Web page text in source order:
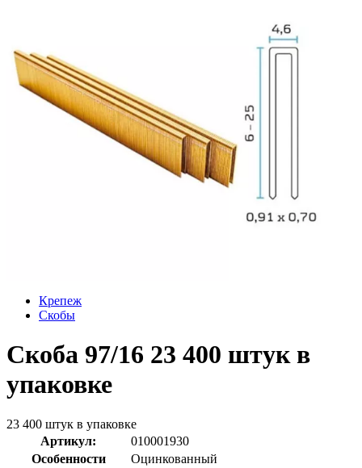
Крепеж
Скобы
Скоба 97/16 23 400 штук в
упаковке
23 400 штук в упаковке
Артикул:
010001930
Особенности
Оцинкованный